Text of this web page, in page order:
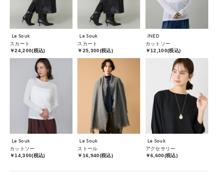
Le Souk
スカート
￥24,200(税込)
Le Souk
スカート
￥25,300(税込)
INED
カットソー
￥12,100(税込)
Le Souk
カットソー
￥14,300(税込)
Le Souk
ストール
￥16,940(税込)
Le Souk
アクセサリー
￥6,600(税込)